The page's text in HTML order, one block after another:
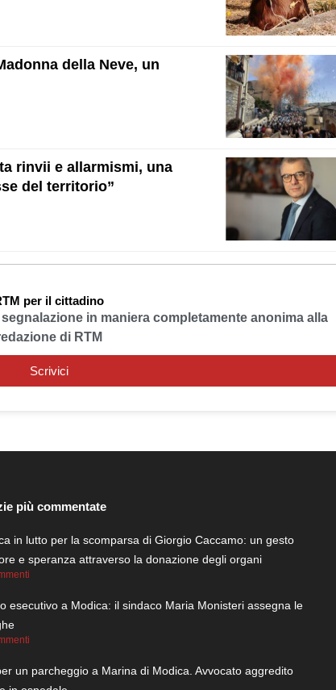
della Neve, un
rinvii e allarmismi, una
del territorio”
per il cittadino
in maniera completamente anonima alla
di RTM
Scrivici
più commentate
in lutto per la scomparsa di Giorgio Caccamo: un gesto
e speranza attraverso la donazione degli organi
esecutivo a Modica: il sindaco Maria Monisteri assegna le
un parcheggio a Marina di Modica. Avvocato aggredito